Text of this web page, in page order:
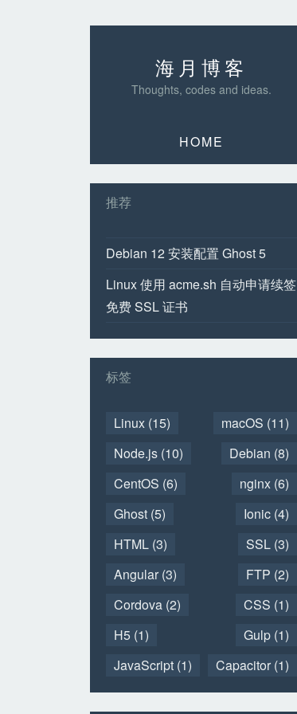
海月博客
Thoughts, codes and ideas.
HOME
推荐
Debian 12 安装配置 Ghost 5
Linux 使用 acme.sh 自动申请续签
免费 SSL 证书
标签
Linux (15) macOS (11)
Node.js (10) Debian (8)
CentOS (6) nginx (6)
Ghost (5) Ionic (4)
HTML (3) SSL (3)
Angular (3) FTP (2)
Cordova (2) CSS (1)
H5 (1) Gulp (1)
JavaScript (1) Capacitor (1)